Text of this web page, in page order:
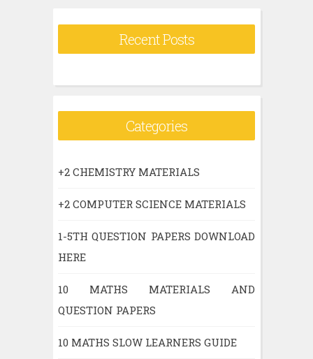
Recent Posts
Categories
+2 CHEMISTRY MATERIALS
+2 COMPUTER SCIENCE MATERIALS
1-5TH QUESTION PAPERS DOWNLOAD
HERE
10 MATHS MATERIALS AND
QUESTION PAPERS
10 MATHS SLOW LEARNERS GUIDE